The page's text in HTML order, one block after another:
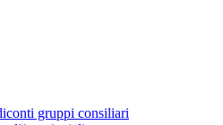
gruppi consiliari